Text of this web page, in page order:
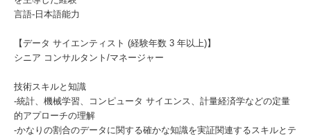
言語-日本語能力
【データ サイエンティスト (経験年数 3 年以上)】
シニア コンサルタント/マネージャー
技術スキルと知識
-統計、機械学習、コンピュータ サイエンス、計量経済学などの定量
的アプローチの理解
-かなりの割合のデータに関する確かな知識を実証関連するスキルとテ